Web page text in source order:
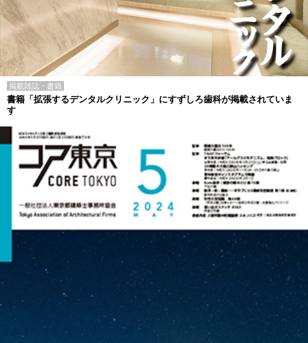
掲載雑誌・書籍
書籍「拡張するデンタルクリニック」にすずしろ歯科が掲載されていま
す